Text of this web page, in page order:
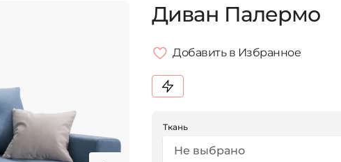
Диван Палермо
Добавить в Избранное
Ткань
Не выбрано